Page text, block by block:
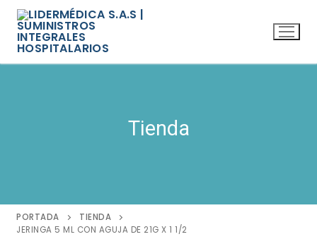
contenido
Tienda
PORTADA
TIENDA
JERINGA 5 ML CON AGUJA DE 21G X 1 1/2